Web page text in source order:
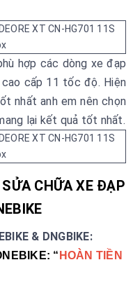
hợp các dòng xe đạp
cấp 11 tốc độ. Hiện
nhất anh em nên chọn
lại kết quả tốt nhất.
CHỮA XE ĐẠP
& DNGBIKE:
“ HOÀN TIỀN